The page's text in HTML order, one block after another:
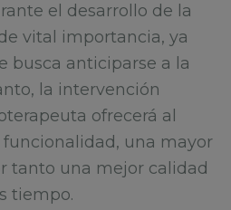
el desarrollo de la
vital importancia, ya
busca anticiparse a la
la intervención
ofrecerá al
una mayor
tanto una mejor calidad
tiempo.